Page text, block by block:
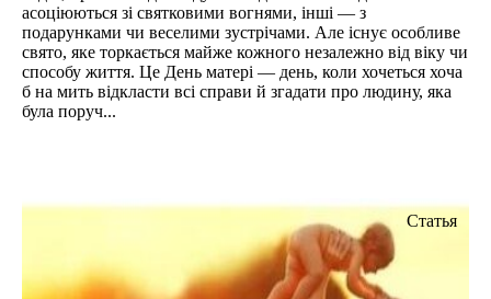
асоціюються зі святковими вогнями, інші — з
подарунками чи веселими зустрічами. Але існує особливе
свято, яке торкається майже кожного незалежно від віку чи
способу життя. Це День матері — день, коли хочеться хоча
б на мить відкласти всі справи й згадати про людину, яка
була поруч...
Статья